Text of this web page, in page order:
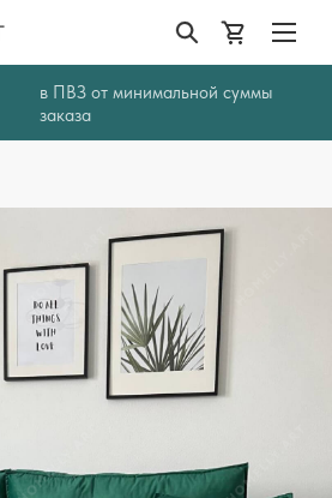
в ПВЗ от минимальной суммы
заказа